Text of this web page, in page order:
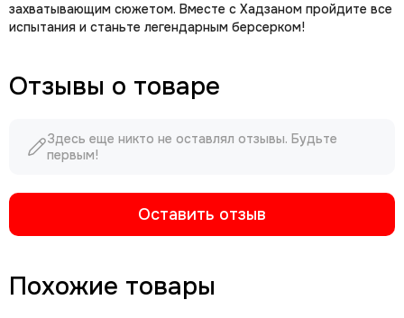
захватывающим сюжетом. Вместе с Хадзаном пройдите все
испытания и станьте легендарным берсерком!
Отзывы о товаре
Здесь еще никто не оставлял отзывы. Будьте
первым!
Оставить отзыв
Похожие товары